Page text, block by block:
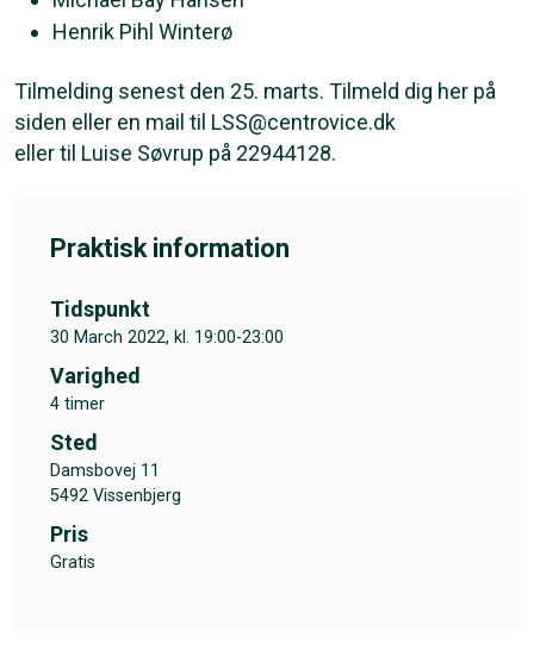
Henrik Pihl Winterø
Tilmelding senest den 25. marts. Tilmeld dig her på
siden eller en mail til LSS@centrovice.dk
eller til Luise Søvrup på 22944128.
Praktisk information
Tidspunkt
30 March 2022, kl. 19:00-23:00
Varighed
4 timer
Sted
Damsbovej 11
5492 Vissenbjerg
Pris
Gratis